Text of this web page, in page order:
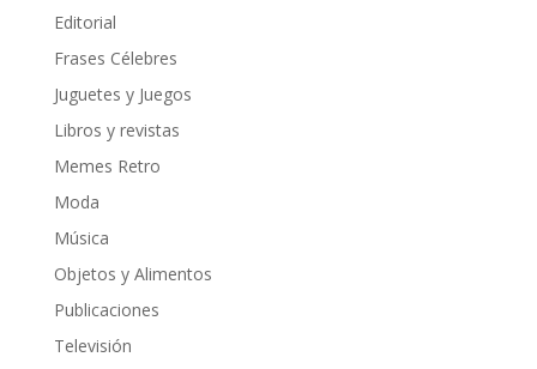
Editorial
Frases Célebres
Juguetes y Juegos
Libros y revistas
Memes Retro
Moda
Música
Objetos y Alimentos
Publicaciones
Televisión